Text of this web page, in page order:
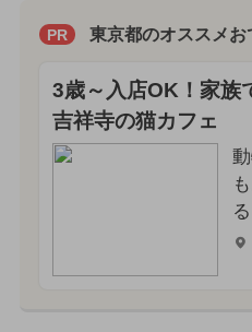
PR 東京都のオススメお
3歳～入店OK！家族
吉祥寺の猫カフェ